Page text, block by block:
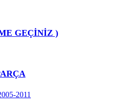
GEÇİNİZ )
2011